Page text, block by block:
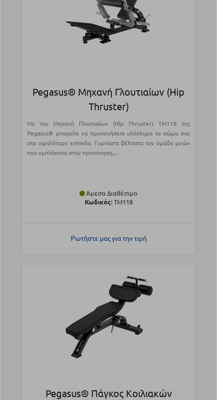
Pegasus® Μηχανή Γλουτιαίων (Hip
Thruster)
Με την Μηχανή Γλουτιαίων (Hip Thruster) TM118 της
Pegasus® μπορείτε να προπονήσετε ολόκληρο το σώμα σας
στο υψηλότερο επίπεδο. Γυμνάστε βέλτιστα την ομάδα μυών
που εμπλέκεται στην προπόνηση,...
Άμεσα Διαθέσιμο
Κωδικός:TM118
Ρωτήστε μας για την τιμή
Pegasus® Πάγκος Κοιλιακών